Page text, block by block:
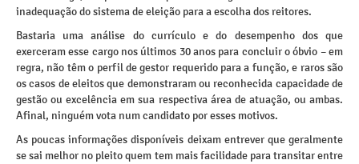
inadequação do sistema de eleição para a escolha dos reitores.
Bastaria uma análise do currículo e do desempenho dos que
exerceram esse cargo nos últimos 30 anos para concluir o óbvio – em
regra, não têm o perfil de gestor requerido para a função, e raros são
os casos de eleitos que demonstraram ou reconhecida capacidade de
gestão ou excelência em sua respectiva área de atuação, ou ambas.
Afinal, ninguém vota num candidato por esses motivos.
As poucas informações disponíveis deixam entrever que geralmente
se sai melhor no pleito quem tem mais facilidade para transitar entre